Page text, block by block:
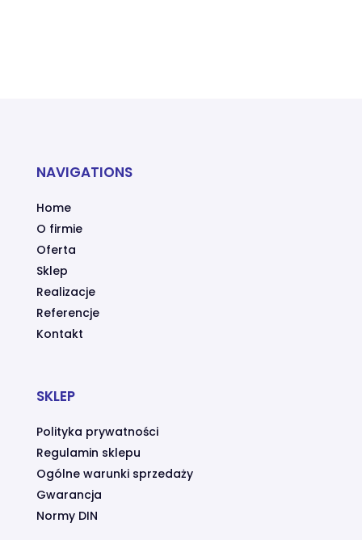
NAVIGATIONS
Home
O firmie
Oferta
Sklep
Realizacje
Referencje
Kontakt
SKLEP
Polityka prywatności
Regulamin sklepu
Ogólne warunki sprzedaży
Gwarancja
Normy DIN